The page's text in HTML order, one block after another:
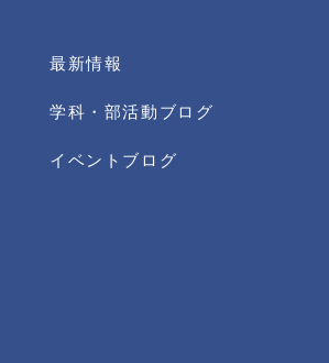
最新情報
学科・部活動ブログ
イベントブログ